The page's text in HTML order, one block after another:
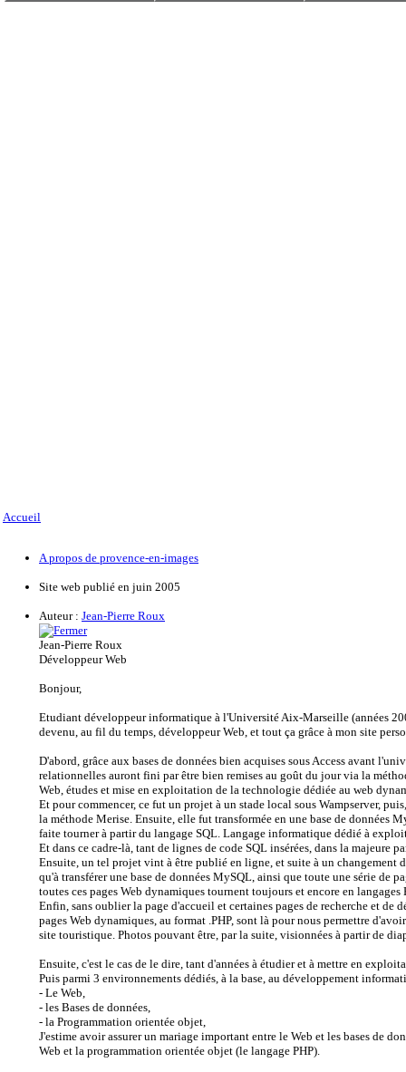
Accueil
A propos de provence-en-images
Site web publié en juin 2005
Auteur : Jean-Pierre Roux
Jean-Pierre Roux
Développeur Web
Bonjour,
Etudiant développeur informatique à l'Université Aix-Marseille (années
devenu, au fil du temps, développeur Web, et tout ça grâce à mon site
D'abord, grâce aux bases de données bien acquises sous Access avant
relationnelles auront fini par être bien remises au goût du jour via la
Web, études et mise en exploitation de la technologie dédiée au web
Et pour commencer, ce fut un projet à un stade local sous Wampserver,
la méthode Merise. Ensuite, elle fut transformée en une base de données
faite tourner à partir du langage SQL. Langage informatique dédié à
Et dans ce cadre-là, tant de lignes de code SQL insérées, dans la majeure
Ensuite, un tel projet vint à être publié en ligne, et suite à un changement
qu'à transférer une base de données MySQL, ainsi que toute une série de
toutes ces pages Web dynamiques tournent toujours et encore en
Enfin, sans oublier la page d'accueil et certaines pages de recherche et de
pages Web dynamiques, au format .PHP, sont là pour nous permettre
site touristique. Photos pouvant être, par la suite, visionnées à partir de
Ensuite, c'est le cas de le dire, tant d'années à étudier et à mettre en
Puis parmi 3 environnements dédiés, à la base, au développement
- Le Web,
- les Bases de données,
- la Programmation orientée objet,
J'estime avoir assurer un mariage important entre le Web et les bases de
Web et la programmation orientée objet (le langage PHP).